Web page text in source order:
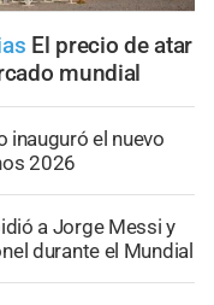
El precio de atar
mundial
inauguró el nuevo
2026
a Jorge Messi y
durante el Mundial